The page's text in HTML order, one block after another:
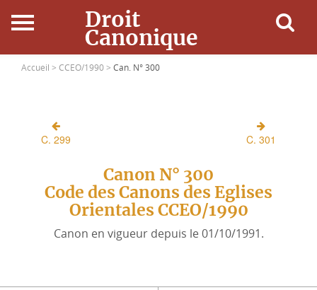
Droit
Canonique
Accueil
Ressources
Connexion
Accueil > CCEO/1990 > Can. N° 300
C. 299 C. 301
Canon N° 300
Code des Canons des Eglises
Orientales CCEO/1990
Canon en vigueur depuis le 01/10/1991.